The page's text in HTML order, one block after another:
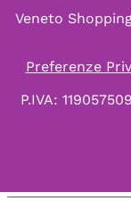
Veneto
Preferenze
P.IVA: